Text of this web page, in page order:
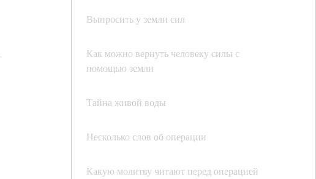
Выпросить у земли сил
Как можно вернуть человеку силы с
помощью земли
Тайна живой воды
Несколько слов об операции
Какую молитву читают перед операцией